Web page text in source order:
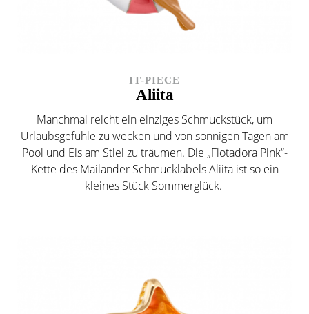
IT-PIECE
Aliita
Manchmal reicht ein einziges Schmuckstück, um
Urlaubsgefühle zu wecken und von sonnigen Tagen am
Pool und Eis am Stiel zu träumen. Die „Flotadora Pink“-
Kette des Mailänder Schmucklabels Aliita ist so ein
kleines Stück Sommerglück.